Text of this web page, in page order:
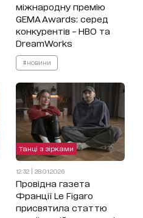
міжнародну премію
GEMA Awards: серед
конкурентів – HBO та
DreamWorks
#новини
Танці з зірками
12:32 | 28.01.2026
Провідна газета
Франції Le Figaro
присвятила статтю